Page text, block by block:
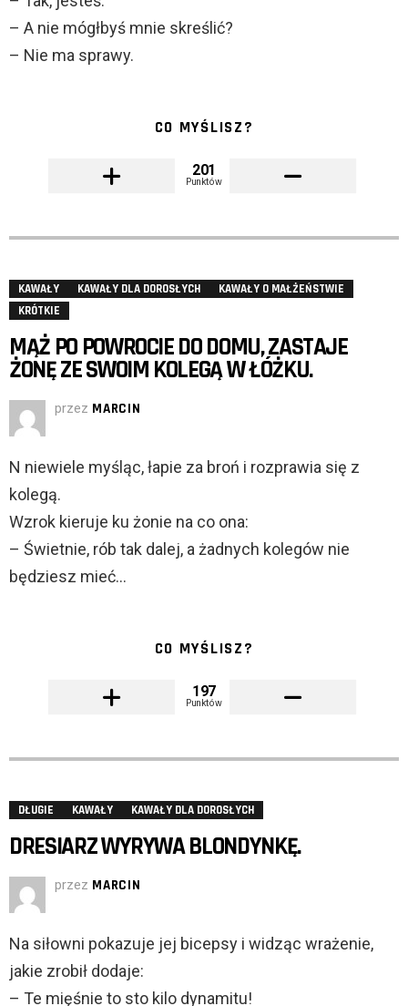
– A nie mógłbyś mnie skreślić?
– Nie ma sprawy.
CO MYŚLISZ?
201
Punktów
KAWAŁY KAWAŁY DLA DOROSŁYCH
KAWAŁY O MAŁŻEŃSTWIE
KRÓTKIE
MĄŻ PO POWROCIE DO DOMU, ZASTAJE
ŻONĘ ZE SWOIM KOLEGĄ W ŁÓŻKU.
przez MARCIN
N niewiele myśląc, łapie za broń i rozprawia się z
kolegą.
Wzrok kieruje ku żonie na co ona:
– Świetnie, rób tak dalej, a żadnych kolegów nie
będziesz mieć…
CO MYŚLISZ?
197
Punktów
DŁUGIE KAWAŁY KAWAŁY DLA DOROSŁYCH
DRESIARZ WYRYWA BLONDYNKĘ.
przez MARCIN
Na siłowni pokazuje jej bicepsy i widząc wrażenie,
jakie zrobił dodaje:
– Te mięśnie to sto kilo dynamitu!